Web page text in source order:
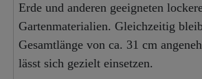
Erde und anderen geeigneten
Gartenmaterialien. Gleichzeitig
Gesamtlänge von ca. 31 cm
lässt sich gezielt einsetzen.